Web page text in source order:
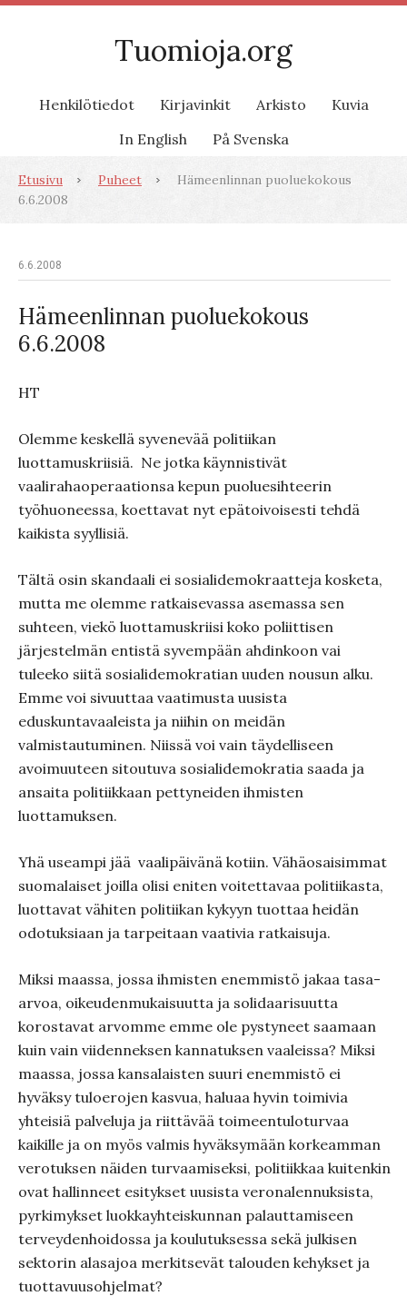
Tuomioja.org
Henkilötiedot Kirjavinkit Arkisto
Kuvia
In English
På Svenska
Etusivu Puheet
Hämeenlinnan puoluekokous
6.6.2008
6.6.2008
Hämeenlinnan puoluekokous
6.6.2008
HT
Olemme keskellä syvenevää politiikan
luottamuskriisiä. Ne jotka käynnistivät
vaalirahaoperaationsa kepun puoluesihteerin
työhuoneessa, koettavat nyt epätoivoisesti tehdä
kaikista syyllisiä.
Tältä osin skandaali ei sosialidemokraatteja kosketa,
mutta me olemme ratkaisevassa asemassa sen
suhteen, viekö luottamuskriisi koko poliittisen
järjestelmän entistä syvempään ahdinkoon vai
tuleeko siitä sosialidemokratian uuden nousun alku.
Emme voi sivuuttaa vaatimusta uusista
eduskuntavaaleista ja niihin on meidän
valmistautuminen. Niissä voi vain täydelliseen
avoimuuteen sitoutuva sosialidemokratia saada ja
ansaita politiikkaan pettyneiden ihmisten
luottamuksen.
Yhä useampi jää vaalipäivänä kotiin. Vähäosaisimmat
suomalaiset joilla olisi eniten voitettavaa politiikasta,
luottavat vähiten politiikan kykyyn tuottaa heidän
odotuksiaan ja tarpeitaan vaativia ratkaisuja.
Miksi maassa, jossa ihmisten enemmistö jakaa tasa-
arvoa, oikeudenmukaisuutta ja solidaarisuutta
korostavat arvomme emme ole pystyneet saamaan
kuin vain viidenneksen kannatuksen vaaleissa? Miksi
maassa, jossa kansalaisten suuri enemmistö ei
hyväksy tuloerojen kasvua, haluaa hyvin toimivia
yhteisiä palveluja ja riittävää toimeentuloturvaa
kaikille ja on myös valmis hyväksymään korkeamman
verotuksen näiden turvaamiseksi, politiikkaa kuitenkin
ovat hallinneet esitykset uusista veronalennuksista,
pyrkimykset luokkayhteiskunnan palauttamiseen
terveydenhoidossa ja koulutuksessa sekä julkisen
sektorin alasajoa merkitsevät talouden kehykset ja
tuottavuusohjelmat?